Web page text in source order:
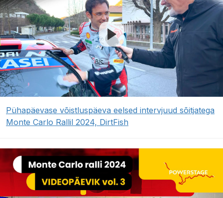
Pühapäevase võistluspäeva eelsed intervjuud sõitjatega
Monte Carlo Rallil 2024, DirtFish